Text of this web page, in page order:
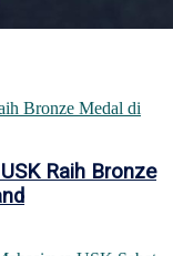
Raih Bronze